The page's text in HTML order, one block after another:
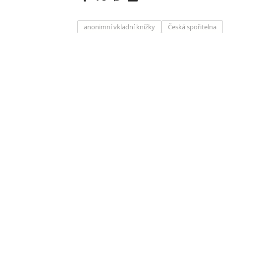
anonimní vkladní knížky Česká spořitelna